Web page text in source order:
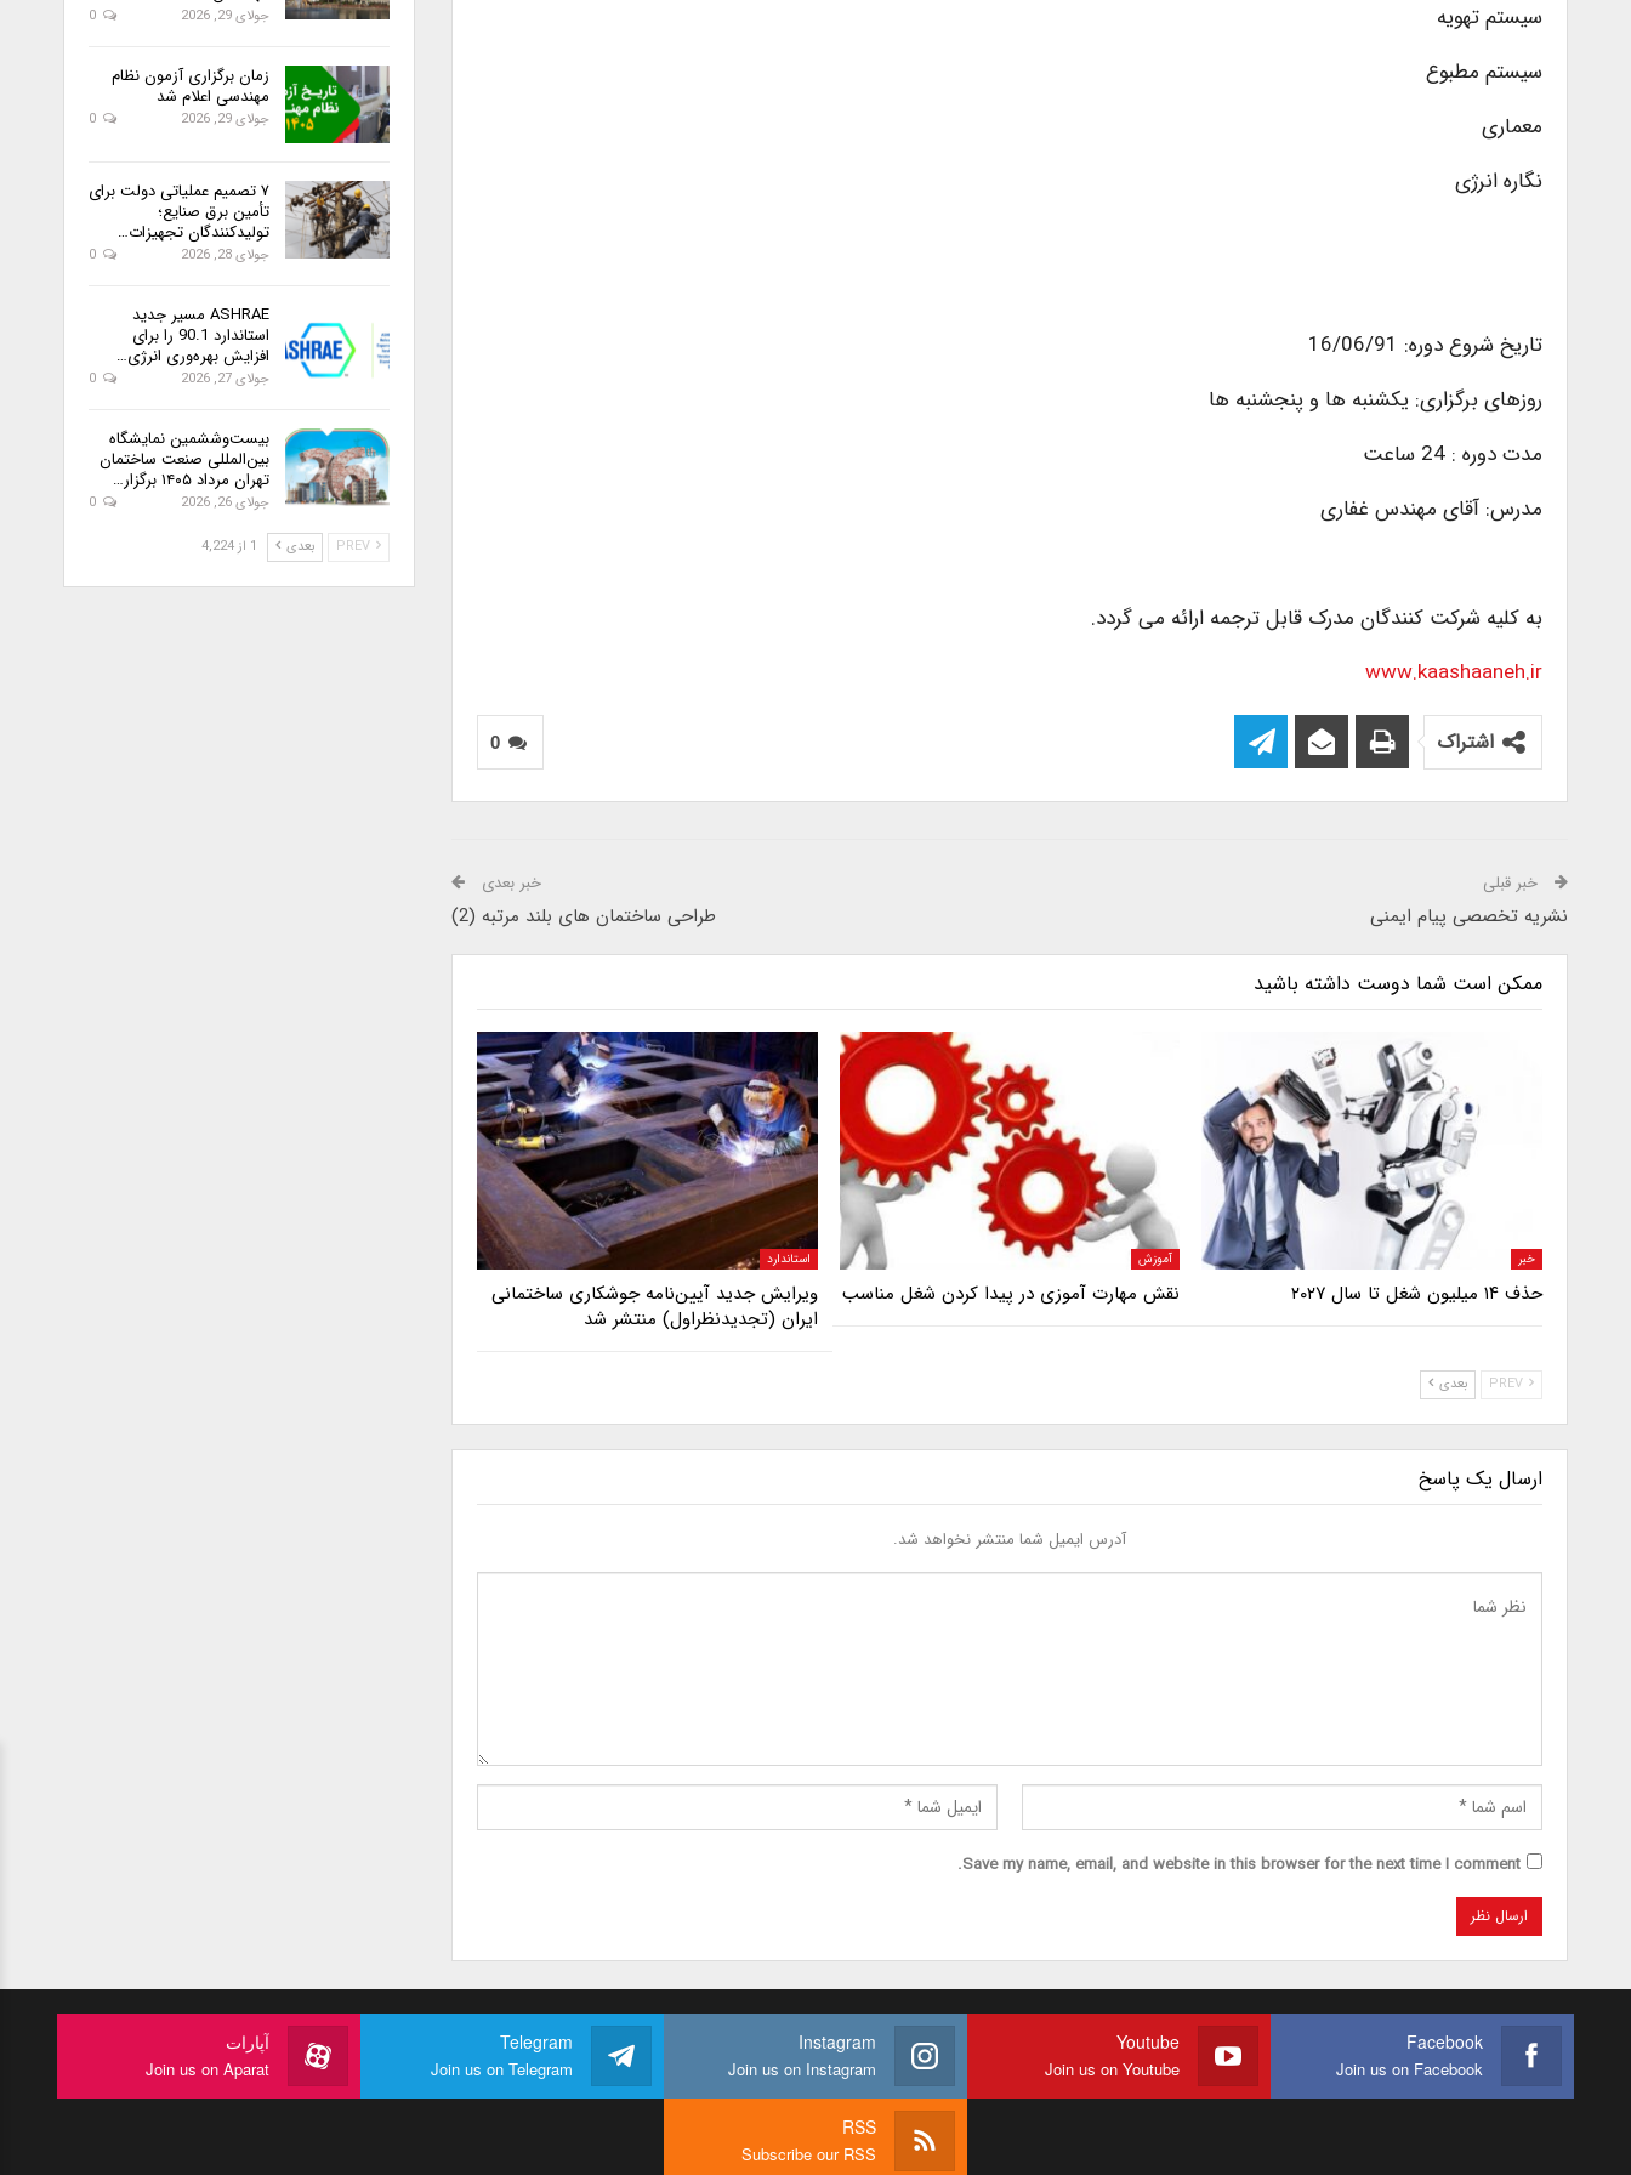
سیستم تهویه
سیستم مطبوع
معماری
نگاره انرژی
تاریخ شروع دوره: 16/06/91
روزهای برگزاری: یکشنبه ها و پنجشنبه ها
مدت دوره : 24 ساعت
مدرس: آقای مهندس غفاری
به کلیه شرکت کنندگان مدرک قابل ترجمه ارائه می گردد.
www.kaashaaneh.ir
0 اشتراک
خبر قبلی
نشریه تخصصی پیام ایمنی
خبر بعدی
طراحی ساختمان های بلند مرتبه (2)
ممکن است شما دوست داشته باشید
خبر
حذف ۱۴ میلیون شغل تا سال ۲۰۲۷
آموزش
نقش مهارت آموزی در پیدا کردن شغل مناسب
استاندارد
ویرایش جدید آیین‌نامه جوشکاری ساختمانی
ایران (تجدیدنظراول) منتشر شد
بعدی
ارسال یک پاسخ
آدرس ایمیل شما منتشر نخواهد شد.
Save my name, email, and website in this browser for the next time I comment.
جولای 29, 2026
زمان برگزاری آزمون نظام
مهندسی اعلام شد
جولای 29, 2026
۷ تصمیم عملیاتی دولت برای
تأمین برق صنایع؛
تولیدکنندگان تجهیزات…
جولای 28, 2026
ASHRAE مسیر جدید
استاندارد 90.1 را برای
افزایش بهره‌وری انرژی…
جولای 27, 2026
بیست‌وششمین نمایشگاه
بین‌المللی صنعت ساختمان
تهران مرداد ۱۴۰۵ برگزار…
جولای 26, 2026
بعدی 1 از 4,224
Facebook
Join us on Facebook
Youtube
Join us on Youtube
Instagram
Join us on Instagram
Telegram
Join us on Telegram
آپارات
Join us on Aparat
RSS
Subscribe our RSS